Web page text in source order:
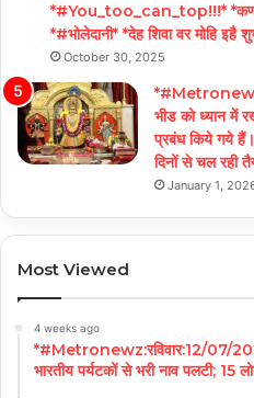
*#You_too_can_top!!!* *कण
*#भोलेदानी* *देह शिवा वर मोहि
October 30, 2025
भीड को ध्यान में
प्रबंध किये गये
दिनों से चल रही
January 1,
Most Viewed
4 weeks ago
*#Metronewz:रविवार:12/07/
भारतीय पर्यटकों से भरी नाव पलटी; 15